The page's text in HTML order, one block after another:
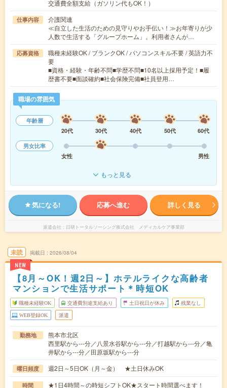
交通費全額支給（ガソリン代もOK！）
仕事内容
介護関連
≪自立した生活のための見守りやお手伝い！≫お年寄りが少
人数で生活する「グループホーム」。利用者さんが…
応募資格
職種未経験OK / ブランクOK / パソコンスキル不要 / 英語力不
要
■資格・経験・年齢不問■学歴不問■10名以上採用予定！■履
歴書不要■面談確約■社会保険完備■社員登用…
職場の雰囲気
年齢層
20代
30代 40代 50代
60代
男女比率
女性
男性
もっと見る
気になる! 応募へ進む 詳しく見る
派遣会社 日研トータルソーシング株式会社 メディカルケア事業部
未読
NEW
掲載日 2026/08/04
【8月～OK！週2日～】ホテルライクな高齢者
マンションで生活サポート＊時短OK
職種未経験OK 交通費別途支給あり 土日祝日が休み 残業なし
WEB登録OK 派遣
勤務地
熊本市北区
西里駅から---分／八景水谷駅から---分／打越駅から---分／亀
井駅から---分／田原坂駅から---分
曜日頻度 週2日～5日OK（月～金） ★土日休みOK
時間
★1日4時間～の時短シフトOK★スタート時間選べます！